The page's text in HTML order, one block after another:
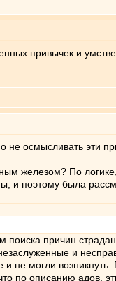
привычек и
осмысливать эти
железом? По
и поэтому была
поиска причин
и
могли возникнуть.
по описанию адов,